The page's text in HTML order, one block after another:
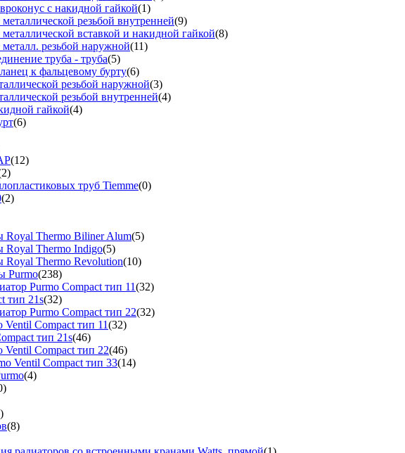
с накидной гайкой(1)
резьбой внутренней(9)
вставкой и накидной гайкой(8)
резьбой наружной(11)
труба - труба(5)
к фальцевому бурту(6)
резьбой наружной(3)
резьбой внутренней(4)
гайкой(4)
(6)
(12)
труб Tiemme(0)
(2)
Thermo Biliner Alum(5)
Thermo Indigo(5)
Thermo Revolution(10)
Purmo(238)
Purmo Compact тип 11(32)
тип 21s(32)
Purmo Compact тип 22(32)
Ventil Compact тип 11(32)
тип 21s(46)
Ventil Compact тип 22(46)
Ventil Compact тип 33(14)
(4)
(8)